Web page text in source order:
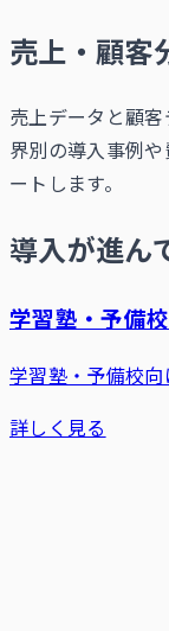
売上・顧客
売上データと顧
界別の導入事例
ートします。
導入が進ん
学習塾・予備校
学習塾・予備校
詳しく見る